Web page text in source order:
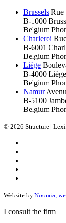
Brussels Rue
B-1000
Belgium
Charleroi
B-6001
Belgium
Liège
B-4000 Liège
Belgium
Namur
B-5100
Belgium
© 2026 Structure |
Website by Noomia,
I consult the firm